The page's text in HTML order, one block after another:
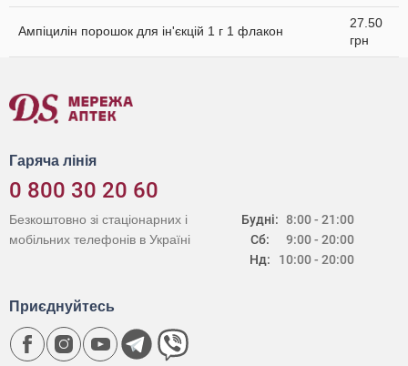
Ампіцилін порошок для ін'єкцій 1 г 1 флакон
27.50
грн
Гаряча лінія
0 800 30 20 60
Будні:
Сб:
Нд:
8:00 - 21:00
9:00 - 20:00
10:00 - 20:00
Безкоштовно зі стаціонарних і
мобільних телефонів в Україні
Приєднуйтесь